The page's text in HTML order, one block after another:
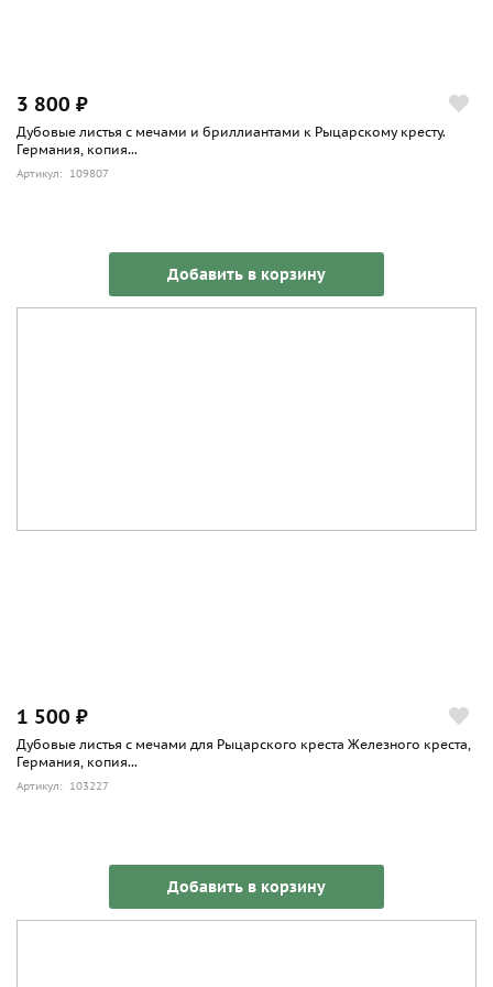
3 800 ₽
Дубовые листья с мечами и бриллиантами к Рыцарскому кресту.
Германия, копия...
Артикул: 109807
Добавить в корзину
1 500 ₽
Дубовые листья с мечами для Рыцарского креста Железного креста,
Германия, копия...
Артикул: 103227
Добавить в корзину